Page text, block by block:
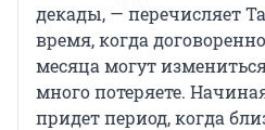
декады, — перечисляет
время, когда
месяца могут
много потеряете.
придет период, когда